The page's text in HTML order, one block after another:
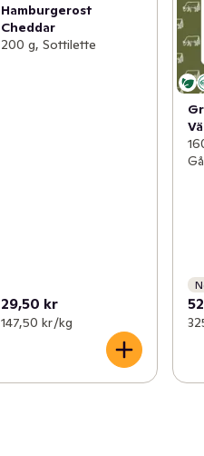
Hamburgerost
Cheddar
200 g, Sottilette
29,50 kr
147,50 kr /kg